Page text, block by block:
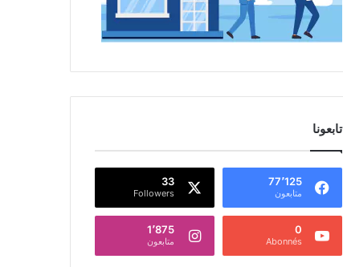
تابعونا
77٬125
متابعون
33
Followers
0
Abonnés
1٬875
متابعون